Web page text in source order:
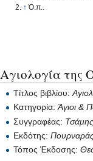
↑ Ό.π..
Αγιολογία της
Τίτλος βιβλίου:
Κατηγορία:Άγιοι &
Συγγραφέας:
Εκδότης:
Τόπος Έκδοσης: